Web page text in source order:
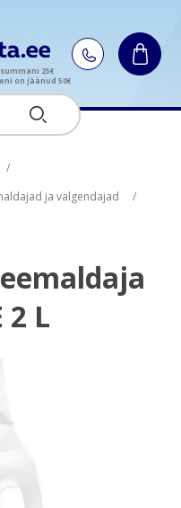
25€
on jäänud 50€
/
ja valgendajad
/
2 L